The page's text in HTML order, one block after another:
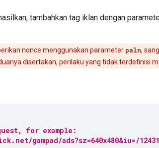
tambahkan tag iklan dengan
nonce menggunakan parameter paln,
disertakan, perilaku yang tidak terdefinisi
for example:
gampad/ads?sz=640x480&iu=/